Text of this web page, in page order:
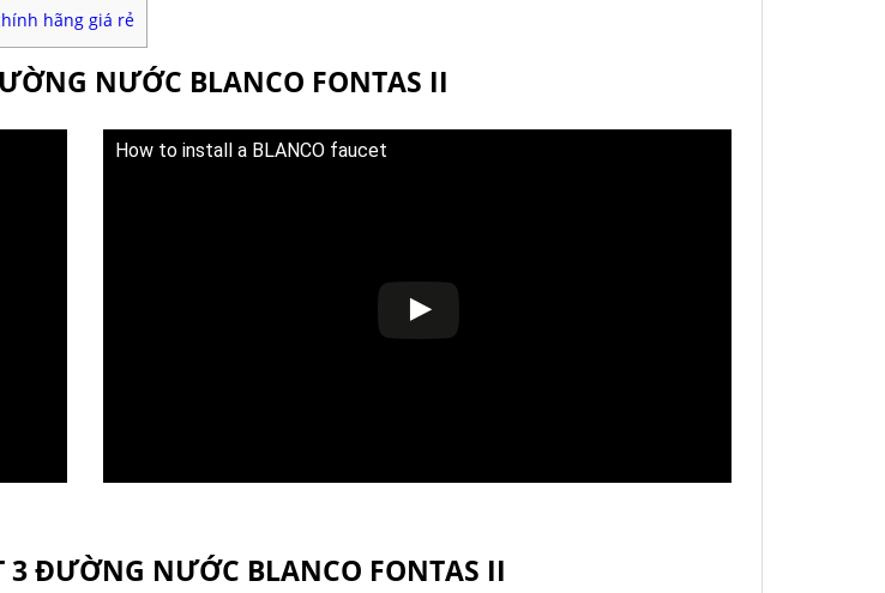
hãng giá rẻ
NƯỚC BLANCO FONTAS II
How to install a BLANCO faucet
3 ĐƯỜNG NƯỚC BLANCO FONTAS II